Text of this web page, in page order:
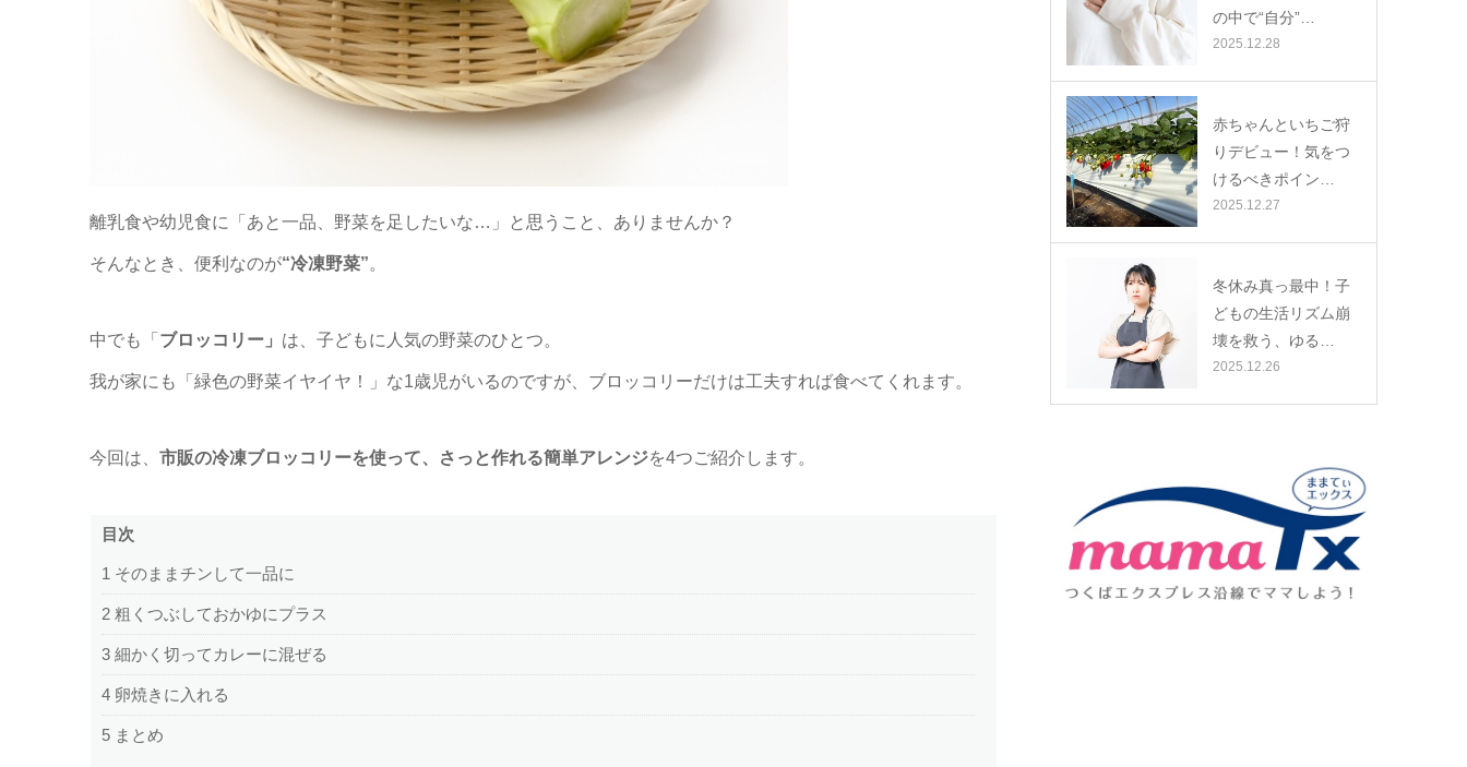
離乳食や幼児食に「あと一品、野菜を足したいな…」と思うこと、ありませんか？
そんなとき、便利なのが“冷凍野菜”。
中でも「 ブロッコリー」 は、子どもに人気の野菜のひとつ。
我が家にも「緑色の野菜イヤイヤ！」な1歳児がいるのですが、ブロッコリーだけは工夫すれば食べてくれます。
今回は、 市販の冷凍ブロッコリーを使って、さっと作れる簡単アレンジを4つご紹介します。
目次
1 そのままチンして一品に
2 粗くつぶしておかゆにプラス
3 細かく切ってカレーに混ぜる
4 卵焼きに入れる
5 まとめ
の中で“自分”…
2025.12.28
赤ちゃんといちご狩
りデビュー！気をつ
けるべきポイン…
2025.12.27
冬休み真っ最中！子
どもの生活リズム崩
壊を救う、ゆる…
2025.12.26